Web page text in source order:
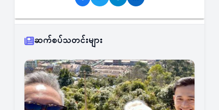
ဆက်စပ်သတင်းများ